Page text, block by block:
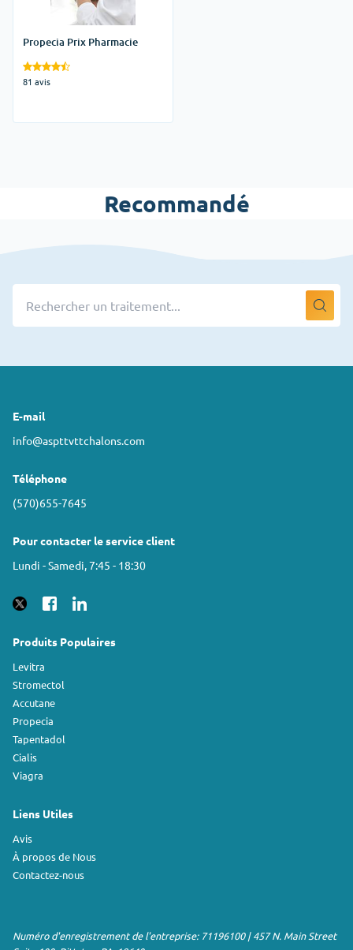
Propecia Prix Pharmacie
81 avis
Recommandé
E-mail
info@aspttvttchalons.com
Téléphone
(570)655-7645
Pour contacter le service client
Lundi - Samedi, 7:45 - 18:30
Produits Populaires
Levitra
Stromectol
Accutane
Propecia
Tapentadol
Cialis
Viagra
Liens Utiles
Avis
À propos de Nous
Contactez-nous
Numéro d'enregistrement de l'entreprise: 71196100 | 457 N. Main Street